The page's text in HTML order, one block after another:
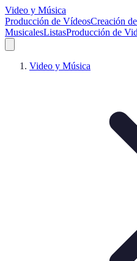
Video y Música
Producción de VídeosCreación
MusicalesListasProducción de
Video y Música